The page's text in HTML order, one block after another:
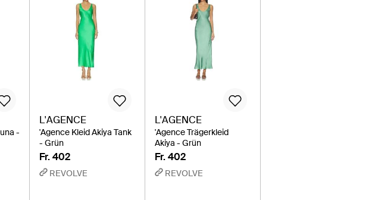
-
L'AGENCE
'Agence Kleid Akiya Tank
- Grün
Fr. 402
REVOLVE
L'AGENCE
'Agence Trägerkleid
Akiya - Grün
Fr. 402
REVOLVE